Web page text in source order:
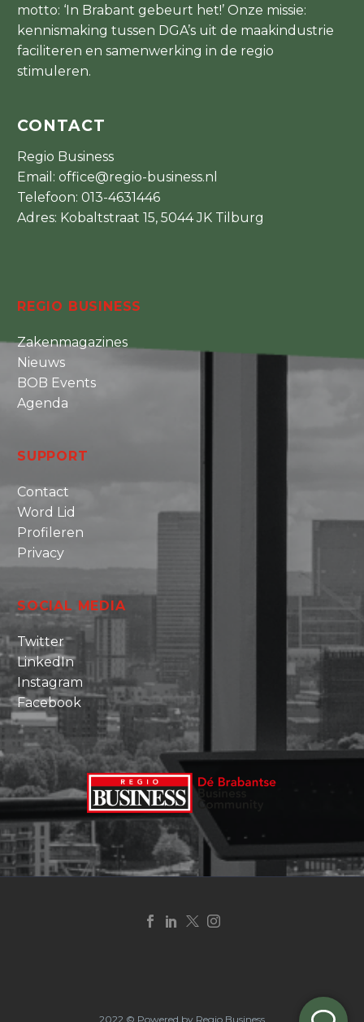
motto: ‘In Brabant gebeurt het!’ Onze missie:
kennismaking tussen DGA’s uit de maakindustrie
faciliteren en samenwerking in de regio
stimuleren.
CONTACT
Regio Business
Email: office@regio-business.nl
Telefoon: 013-4631446
Adres: Kobaltstraat 15, 5044 JK Tilburg
REGIO BUSINESS
Zakenmagazines
Nieuws
BOB Events
Agenda
SUPPORT
Contact
Word Lid
Profileren
Privacy
SOCIAL MEDIA
Twitter
LinkedIn
Instagram
Facebook
2022 © Powered by Regio Business